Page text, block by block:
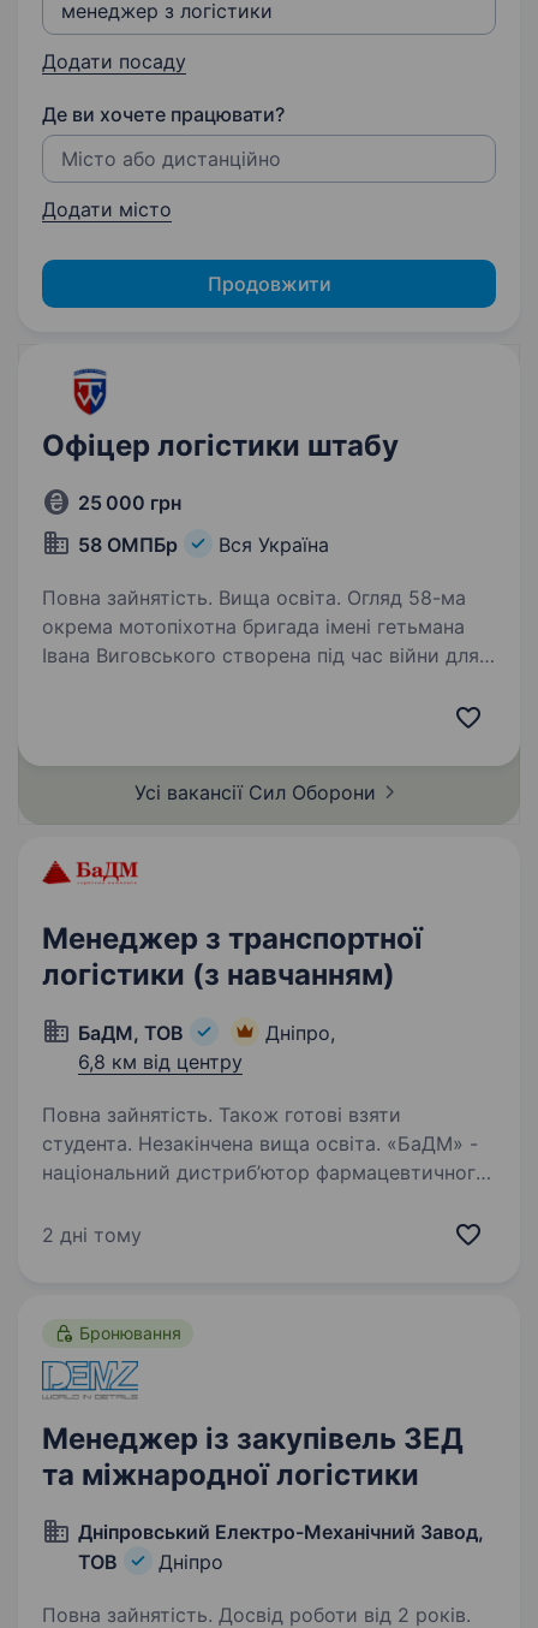
Додати посаду
Де ви хочете працювати?
Додати місто
Продовжити
Офіцер логістики штабу
25 000 грн
58 ОМПБр
Вся Україна
Повна зайнятість. Вища освіта. Огляд 58-ма
окрема мотопіхотна бригада імені гетьмана
Івана Виговського створена під час війни для
підрозділу пройшов через оборону населених
Усі вакансії Сил Оборони
Менеджер з транспортної
логістики (з навчанням)
БаДМ, ТОВ
Дніпро,
6,8 км від центру
Повна зайнятість. Також готові взяти
студента. Незакінчена вища освіта. «БаДМ» -
національний дистриб’ютор фармацевтичного
команди та забезпечуємо ліками всю Україну!
2 дні тому
Бронювання
Менеджер із закупівель ЗЕД
та міжнародної логістики
Дніпровський Електро-Механічний Завод,
ТОВ
Дніпро
Повна зайнятість. Досвід роботи від 2 років.